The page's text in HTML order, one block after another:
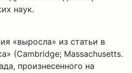
наук.
«выросла» из статьи в
(Cambridge; Massachusetts.
произнесенного на